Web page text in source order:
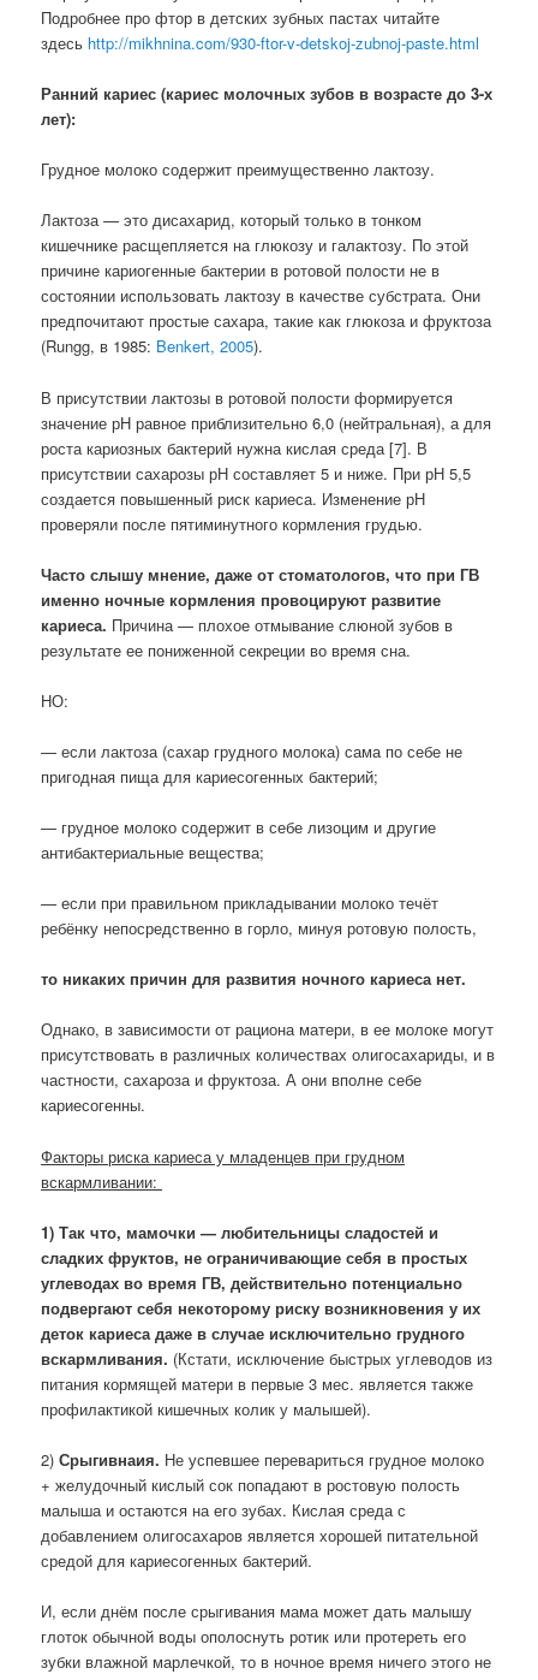
Подробнее про фтор в детских зубных пастах читайте
здесь http://mikhnina.com/930-ftor-v-detskoj-zubnoj-paste.html
Ранний кариес (кариес молочных зубов в возрасте до 3-х
лет):
Грудное молоко содержит преимущественно лактозу.
Лактоза — это дисахарид, который только в тонком
кишечнике расщепляется на глюкозу и галактозу. По этой
причине кариогенные бактерии в ротовой полости не в
состоянии использовать лактозу в качестве субстрата. Они
предпочитают простые сахара, такие как глюкоза и фруктоза
(Rungg, в 1985: Benkert, 2005).
В присутствии лактозы в ротовой полости формируется
значение рН равное приблизительно 6,0 (нейтральная), а для
роста кариозных бактерий нужна кислая среда [7]. В
присутствии сахарозы рН составляет 5 и ниже. При рН 5,5
создается повышенный риск кариеса. Изменение рН
проверяли после пятиминутного кормления грудью.
Часто слышу мнение, даже от стоматологов, что при ГВ
именно ночные кормления провоцируют развитие
кариеса. Причина — плохое отмывание слюной зубов в
результате ее пониженной секреции во время сна.
НО:
— если лактоза (сахар грудного молока) сама по себе не
пригодная пища для кариесогенных бактерий;
— грудное молоко содержит в себе лизоцим и другие
антибактериальные вещества;
— если при правильном прикладывании молоко течёт
ребёнку непосредственно в горло, минуя ротовую полость,
то никаких причин для развития ночного кариеса нет.
Однако, в зависимости от рациона матери, в ее молоке могут
присутствовать в различных количествах олигосахариды, и в
частности, сахароза и фруктоза. А они вполне себе
кариесогенны.
Факторы риска кариеса у младенцев при грудном
вскармливании:
1) Так что, мамочки — любительницы сладостей и
сладких фруктов, не ограничивающие себя в простых
углеводах во время ГВ, действительно потенциально
подвергают себя некоторому риску возникновения у их
деток кариеса даже в случае исключительно грудного
вскармливания. (Кстати, исключение быстрых углеводов из
питания кормящей матери в первые 3 мес. является также
профилактикой кишечных колик у малышей).
2)Срыгивнаия. Не успевшее перевариться грудное молоко
+ желудочный кислый сок попадают в ростовую полость
малыша и остаются на его зубах. Кислая среда с
добавлением олигосахаров является хорошей питательной
средой для кариесогенных бактерий.
И, если днём после срыгивания мама может дать малышу
глоток обычной воды ополоснуть ротик или протереть его
зубки влажной марлечкой, то в ночное время ничего этого не